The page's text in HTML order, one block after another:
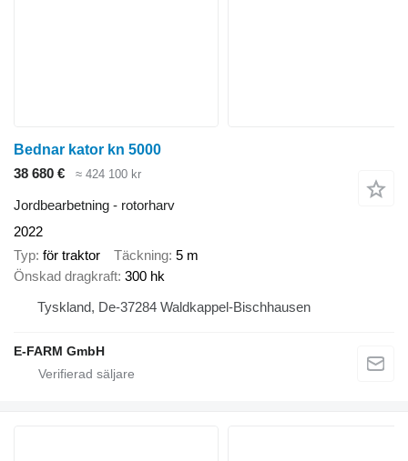
Bednar kator kn 5000
38 680 €
≈ 424 100 kr
Jordbearbetning - rotorharv
2022
Typ för traktor Täckning 5 m
Önskad dragkraft 300 hk
Tyskland, De-37284 Waldkappel-Bischhausen
E-FARM GmbH